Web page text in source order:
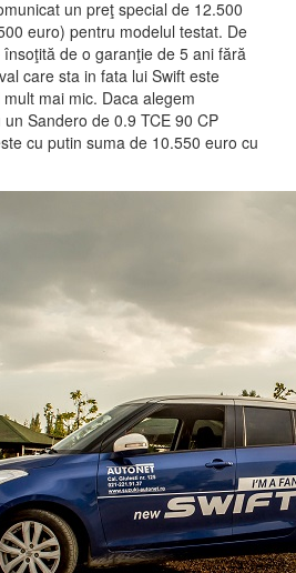
un preţ special de 12.500
euro) pentru modelul testat. De
de o garanţie de 5 ani fără
care sta in fata lui Swift este
mai mic. Daca alegem
Sandero de 0.9 TCE 90 CP
cu putin suma de 10.550 euro cu